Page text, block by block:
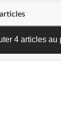
5.
45
4 articles au